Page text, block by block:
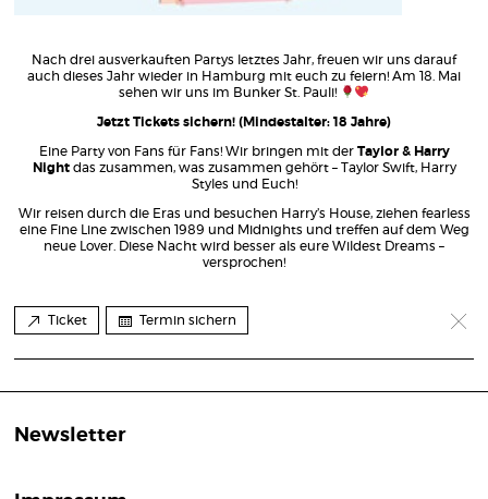
Nach drei ausverkauften Partys letztes Jahr, freuen wir uns darauf
auch dieses Jahr wieder in Hamburg mit euch zu feiern! Am 18. Mai
sehen wir uns im Bunker St. Pauli!
Jetzt Tickets sichern! (Mindestalter: 18 Jahre)
Eine Party von Fans für Fans! Wir bringen mit der Taylor & Harry
Nightdas zusammen, was zusammen gehört – Taylor Swift, Harry
Styles und Euch!
Wir reisen durch die Eras und besuchen Harry’s House, ziehen fearless
eine Fine Line zwischen 1989 und Midnights und treffen auf dem Weg
neue Lover. Diese Nacht wird besser als eure Wildest Dreams –
versprochen!
Ticket Termin sichern
Newsletter